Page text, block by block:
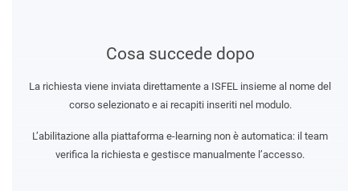
Cosa succede dopo
La richiesta viene inviata direttamente a ISFEL insieme al nome del
corso selezionato e ai recapiti inseriti nel modulo.
L’abilitazione alla piattaforma e-learning non è automatica: il team
verifica la richiesta e gestisce manualmente l’accesso.